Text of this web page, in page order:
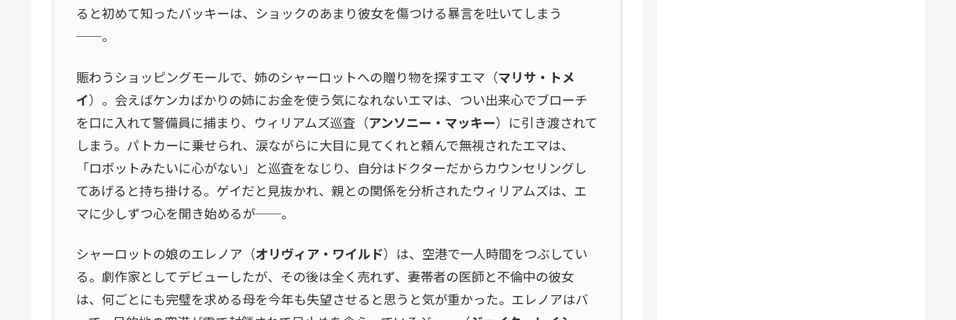
ると初めて知ったバッキーは、ショックのあまり彼女を傷つける暴言を吐いてしまう
──。
賑わうショッピングモールで、姉のシャーロットへの贈り物を探すエマ（マリサ・トメ
イ）。会えばケンカばかりの姉にお金を使う気になれないエマは、つい出来心でブローチ
を口に入れて警備員に捕まり、ウィリアムズ巡査（アンソニー・マッキー）に引き渡されて
しまう。パトカーに乗せられ、涙ながらに大目に見てくれと頼んで無視されたエマは、
「ロボットみたいに心がない」と巡査をなじり、自分はドクターだからカウンセリングし
てあげると持ち掛ける。ゲイだと見抜かれ、親との関係を分析されたウィリアムズは、エ
マに少しずつ心を開き始めるが──。
シャーロットの娘のエレノア（オリヴィア・ワイルド）は、空港で一人時間をつぶしてい
る。劇作家としてデビューしたが、その後は全く売れず、妻帯者の医師と不倫中の彼女
は、何ごとにも完璧を求める母を今年も失望させると思うと気が重かった。エレノアはバ